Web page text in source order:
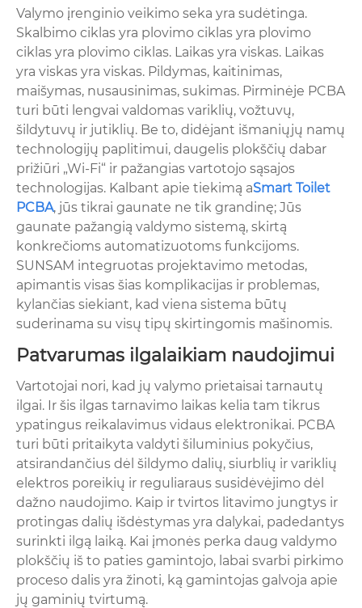
Valymo įrenginio veikimo seka yra sudėtinga.
Skalbimo ciklas yra plovimo ciklas yra plovimo
ciklas yra plovimo ciklas. Laikas yra viskas. Laikas
yra viskas yra viskas. Pildymas, kaitinimas,
maišymas, nusausinimas, sukimas. Pirminėje PCBA
turi būti lengvai valdomas variklių, vožtuvų,
šildytuvų ir jutiklių. Be to, didėjant išmaniųjų namų
technologijų paplitimui, daugelis plokščių dabar
prižiūri „Wi-Fi“ ir pažangias vartotojo sąsajos
technologijas. Kalbant apie tiekimą aSmart Toilet
PCBA, jūs tikrai gaunate ne tik grandinę; Jūs
gaunate pažangią valdymo sistemą, skirtą
konkrečioms automatizuotoms funkcijoms.
SUNSAM integruotas projektavimo metodas,
apimantis visas šias komplikacijas ir problemas,
kylančias siekiant, kad viena sistema būtų
suderinama su visų tipų skirtingomis mašinomis.
Patvarumas ilgalaikiam naudojimui
Vartotojai nori, kad jų valymo prietaisai tarnautų
ilgai. Ir šis ilgas tarnavimo laikas kelia tam tikrus
ypatingus reikalavimus vidaus elektronikai. PCBA
turi būti pritaikyta valdyti šiluminius pokyčius,
atsirandančius dėl šildymo dalių, siurblių ir variklių
elektros poreikių ir reguliaraus susidėvėjimo dėl
dažno naudojimo. Kaip ir tvirtos litavimo jungtys ir
protingas dalių išdėstymas yra dalykai, padedantys
surinkti ilgą laiką. Kai įmonės perka daug valdymo
plokščių iš to paties gamintojo, labai svarbi pirkimo
proceso dalis yra žinoti, ką gamintojas galvoja apie
jų gaminių tvirtumą.